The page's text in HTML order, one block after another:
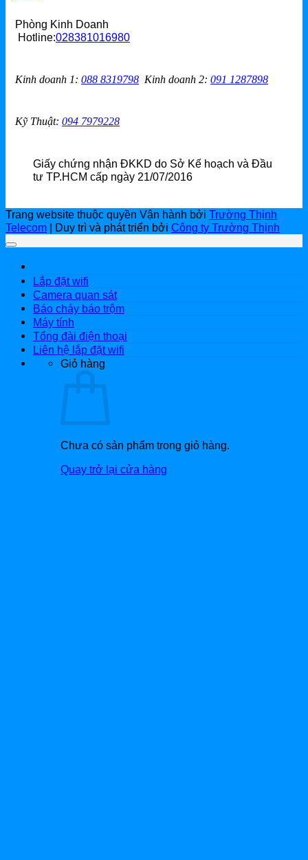
Phòng Kinh Doanh
Hotline:028381016980
Kinh doanh 1: 088 8319798 Kinh doanh 2: 091 1287898
Kỹ Thuật: 094 7979228
Giấy chứng nhận ĐKKD do Sở Kế hoạch và Đầu
tư TP.HCM cấp ngày 21/07/2016
Trang website thuộc quyền Vận hành bởi Trường Thịnh
Telecom | Duy trì và phát triển bởi Công ty Trường Thịnh
Lắp đặt wifi
Camera quan sát
Báo cháy báo trộm
Máy tính
Tổng đài điện thoại
Liên hệ lắp đặt wifi
Giỏ hàng
Chưa có sản phẩm trong giỏ hàng.
Quay trở lại cửa hàng